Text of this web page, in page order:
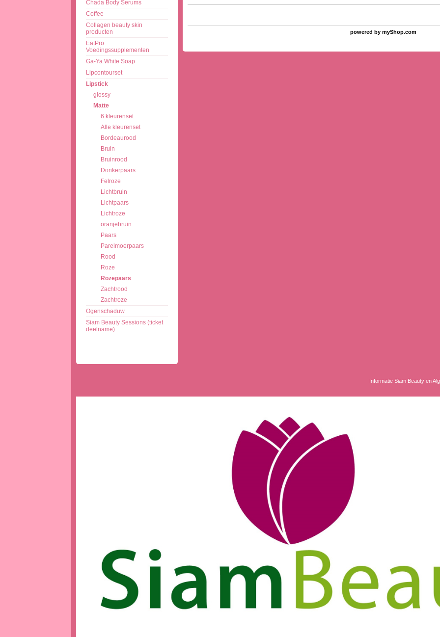
Chada Body Serums
Coffee
Collagen beauty skin
producten
EatPro
Voedingssupplementen
Ga-Ya White Soap
Lipcontourset
Lipstick
glossy
Matte
6 kleurenset
Alle kleurenset
Bordeaurood
Bruin
Bruinrood
Donkerpaars
Felroze
Lichtbruin
Lichtpaars
Lichtroze
oranjebruin
Paars
Parelmoerpaars
Rood
Roze
Rozepaars
Zachtrood
Zachtroze
Ogenschaduw
Siam Beauty Sessions (ticket
deelname)
powered bymyShop.com
Informatie Siam Beauty en